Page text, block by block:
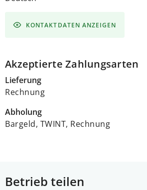
KONTAKTDATEN ANZEIGEN
Akzeptierte Zahlungsarten
Lieferung
Rechnung
Abholung
Bargeld, TWINT, Rechnung
Betrieb teilen